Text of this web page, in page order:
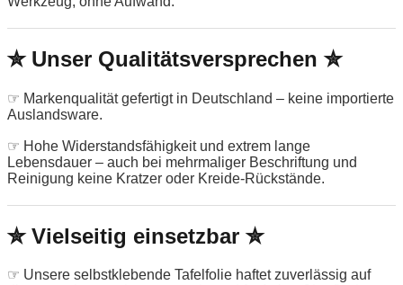
✮ Unser Qualitätsversprechen ✮
☞ Markenqualität gefertigt in Deutschland – keine importierte
Auslandsware.
☞ Hohe Widerstandsfähigkeit und extrem lange
Lebensdauer – auch bei mehrmaliger Beschriftung und
Reinigung keine Kratzer oder Kreide-Rückstände.
✮ Vielseitig einsetzbar ✮
☞ Unsere selbstklebende Tafelfolie haftet zuverlässig auf